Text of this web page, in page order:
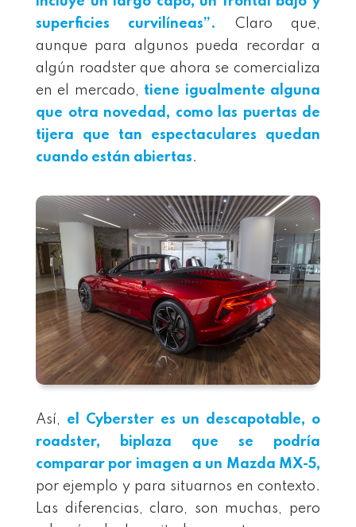
superficies curvilíneas”.
Claro que,
aunque para algunos pueda recordar a
algún roadster que ahora se comercializa
en el mercado, tiene igualmente alguna
que otra novedad, como las puertas de
tijera que tan espectaculares quedan
cuando están abiertas.
Así, el Cyberster es un descapotable, o
roadster, biplaza que se podría
comparar por imagen a un Mazda MX-5,
por ejemplo y para situarnos en contexto.
Las diferencias, claro, son muchas, pero